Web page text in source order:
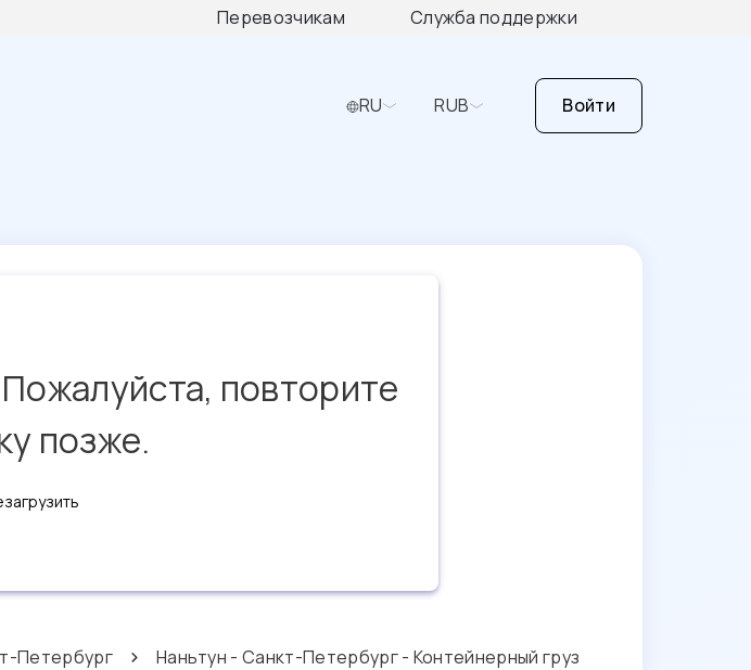
Перевозчикам Служба поддержки
RU RUB Войти
повторите
позже.
Петербург Наньтун - Санкт-Петербург - Контейнерный груз